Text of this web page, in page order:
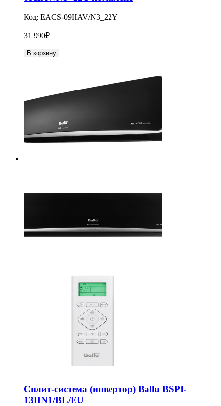
Код: EACS-09HAV/N3_22Y
31 990₽
В корзину
Сплит-система (инвертор) Ballu BSPI-
13HN1/BL/EU